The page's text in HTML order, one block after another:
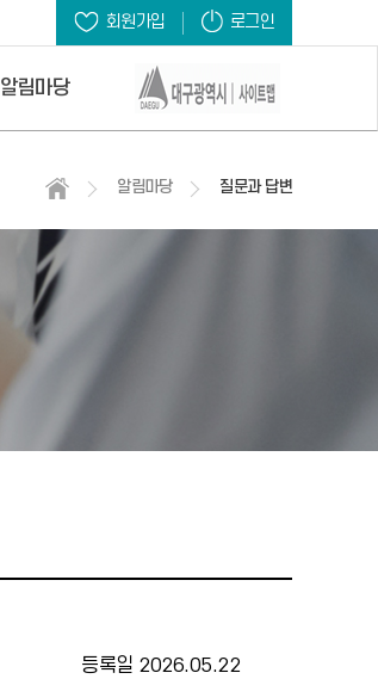
회원가입 로그인
알림마당
알림마당 질문과 답변
등록일 2026.05.22